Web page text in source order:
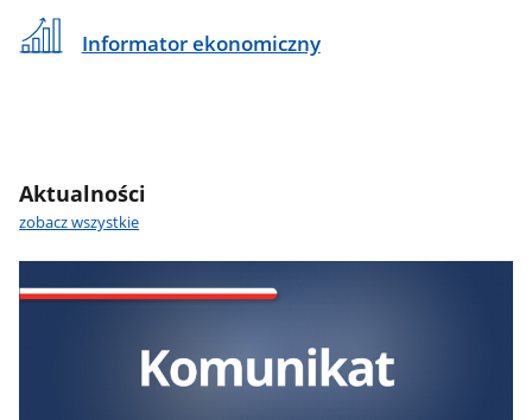
Informator ekonomiczny
Aktualności
zobacz wszystkie